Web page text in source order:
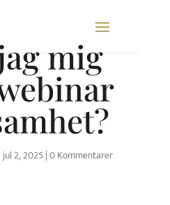
mig
jul 2, 2025 |0 Kommentarer